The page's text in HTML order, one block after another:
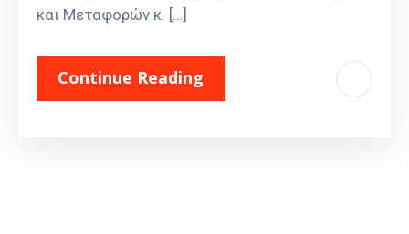
και Μεταφορών κ. […]
Continue Reading